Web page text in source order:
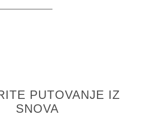
PUTOVANJE IZ
SNOVA